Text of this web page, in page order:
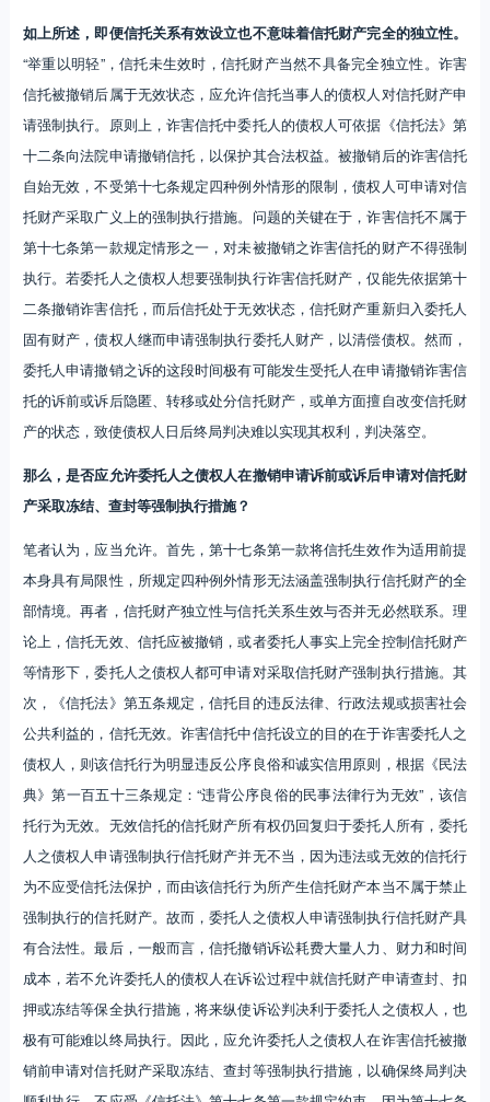
如上所述，即便信托关系有效设立也不意味着信托财产完全的独立性。
“举重以明轻”，信托未生效时，信托财产当然不具备完全独立性。诈害
信托被撤销后属于无效状态，应允许信托当事人的债权人对信托财产申
请强制执行。原则上，诈害信托中委托人的债权人可依据《信托法》第
十二条向法院申请撤销信托，以保护其合法权益。被撤销后的诈害信托
自始无效，不受第十七条规定四种例外情形的限制，债权人可申请对信
托财产采取广义上的强制执行措施。问题的关键在于，诈害信托不属于
第十七条第一款规定情形之一，对未被撤销之诈害信托的财产不得强制
执行。若委托人之债权人想要强制执行诈害信托财产，仅能先依据第十
二条撤销诈害信托，而后信托处于无效状态，信托财产重新归入委托人
固有财产，债权人继而申请强制执行委托人财产，以清偿债权。然而，
委托人申请撤销之诉的这段时间极有可能发生受托人在申请撤销诈害信
托的诉前或诉后隐匿、转移或处分信托财产，或单方面擅自改变信托财
产的状态，致使债权人日后终局判决难以实现其权利，判决落空。
那么，是否应允许委托人之债权人在撤销申请诉前或诉后申请对信托财
产采取冻结、查封等强制执行措施？
笔者认为，应当允许。首先，第十七条第一款将信托生效作为适用前提
本身具有局限性，所规定四种例外情形无法涵盖强制执行信托财产的全
部情境。再者，信托财产独立性与信托关系生效与否并无必然联系。理
论上，信托无效、信托应被撤销，或者委托人事实上完全控制信托财产
等情形下，委托人之债权人都可申请对采取信托财产强制执行措施。其
次，《信托法》第五条规定，信托目的违反法律、行政法规或损害社会
公共利益的，信托无效。诈害信托中信托设立的目的在于诈害委托人之
债权人，则该信托行为明显违反公序良俗和诚实信用原则，根据《民法
典》第一百五十三条规定：“违背公序良俗的民事法律行为无效”，该信
托行为无效。无效信托的信托财产所有权仍回复归于委托人所有，委托
人之债权人申请强制执行信托财产并无不当，因为违法或无效的信托行
为不应受信托法保护，而由该信托行为所产生信托财产本当不属于禁止
强制执行的信托财产。故而，委托人之债权人申请强制执行信托财产具
有合法性。最后，一般而言，信托撤销诉讼耗费大量人力、财力和时间
成本，若不允许委托人的债权人在诉讼过程中就信托财产申请查封、扣
押或冻结等保全执行措施，将来纵使诉讼判决利于委托人之债权人，也
极有可能难以终局执行。因此，应允许委托人之债权人在诈害信托被撤
销前申请对信托财产采取冻结、查封等强制执行措施，以确保终局判决